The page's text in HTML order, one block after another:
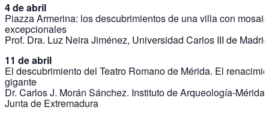
4 de abril
Piazza Armerina: los descubrimientos de una villa con
excepcionales
Prof. Dra. Luz Neira Jiménez, Universidad Carlos III de Madrid
11 de abril
El descubrimiento del Teatro Romano de Mérida. El
gigante
Dr. Carlos J. Morán Sánchez. Instituto de Arqueología-
Junta de Extremadura